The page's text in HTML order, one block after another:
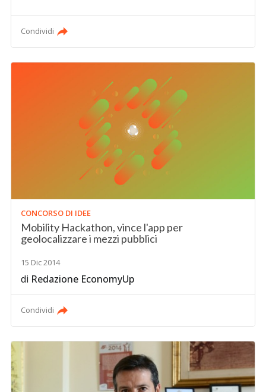
Condividi
CONCORSO DI IDEE
Mobility Hackathon, vince l'app per
geolocalizzare i mezzi pubblici
15 Dic 2014
di Redazione EconomyUp
Condividi